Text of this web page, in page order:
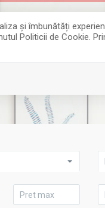
și îmbunătăți
Politicii de Cookie.